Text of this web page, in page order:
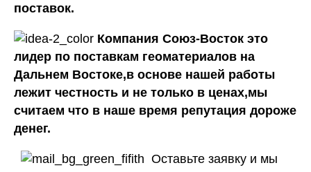
поставок.
Компания Союз-Восток это
лидер по поставкам геоматериалов на
Дальнем Востоке,в основе нашей работы
лежит честность и не только в ценах,мы
считаем что в наше время репутация дороже
денег.
Оставьте заявку и мы